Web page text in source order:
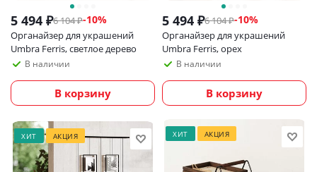
5 494 ₽6 104₽-10%
Органайзер для украшений
Umbra Ferris, светлое дерево
В наличии
В корзину
5 494 ₽6 104₽-10%
Органайзер для украшений
Umbra Ferris, орех
В наличии
В корзину
ХИТ АКЦИЯ ХИТ АКЦИЯ